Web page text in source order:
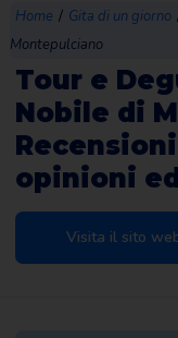
Home / Gita di un giorno
Montepulciano
Tour e
Nobile di
opinioni
Visita il sito